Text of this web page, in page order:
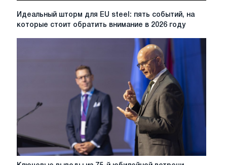
Идеальный
стоит
обратить
внимание
в
2026
Идеальный шторм для EU steel: пять событий, на
которые стоит обратить внимание в 2026 году
Ключевые